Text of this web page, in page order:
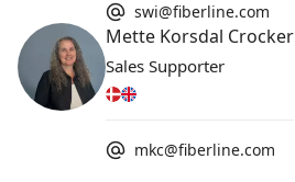
swi@fiberline.com
Mette Korsdal Crocker
Sales Supporter
mkc@fiberline.com